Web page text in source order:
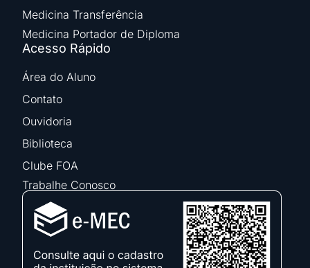
Medicina Transferência
Medicina Portador de Diploma
Acesso Rápido
Área do Aluno
Contato
Ouvidoria
Biblioteca
Clube FOA
Trabalhe Conosco